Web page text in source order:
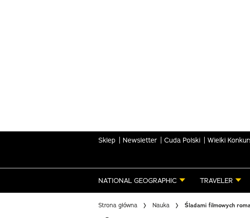
Sklep Newsletter Cuda Polski Wielki
NATIONAL GEOGRAPHIC TRAVELER
Strona główna Nauka Śladami filmowych